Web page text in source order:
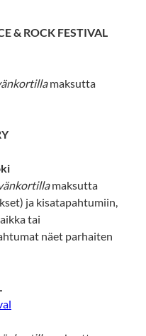
& ROCK FESTIVAL
maksutta
maksutta
ja kisatapahtumiin,
tai
näet parhaiten